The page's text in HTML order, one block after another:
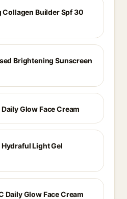
Builder Spf 30
Brightening Sunscreen
Glow Face Cream
Light Gel
Daily Glow Face Cream